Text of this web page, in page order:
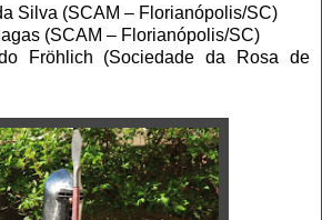
Silva (SCAM – Florianópolis/SC)
(SCAM – Florianópolis/SC)
Fröhlich (Sociedade da Rosa de